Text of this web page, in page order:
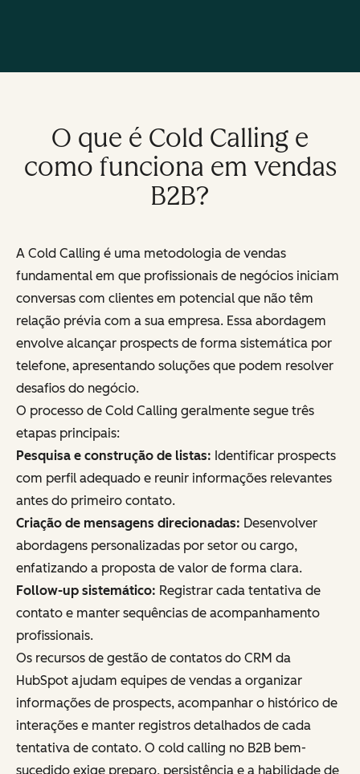
O que é Cold Calling e
como funciona em vendas
B2B?
A Cold Calling é uma metodologia de vendas
fundamental em que profissionais de negócios iniciam
conversas com clientes em potencial que não têm
relação prévia com a sua empresa. Essa abordagem
envolve alcançar prospects de forma sistemática por
telefone, apresentando soluções que podem resolver
desafios do negócio.
O processo de Cold Calling geralmente segue três
etapas principais:
Pesquisa e construção de listas: Identificar prospects
com perfil adequado e reunir informações relevantes
antes do primeiro contato.
Criação de mensagens direcionadas: Desenvolver
abordagens personalizadas por setor ou cargo,
enfatizando a proposta de valor de forma clara.
Follow-up sistemático: Registrar cada tentativa de
contato e manter sequências de acompanhamento
profissionais.
Os recursos de gestão de contatos do CRM da
HubSpot ajudam equipes de vendas a organizar
informações de prospects, acompanhar o histórico de
interações e manter registros detalhados de cada
tentativa de contato. O cold calling no B2B bem-
sucedido exige preparo, persistência e a habilidade de